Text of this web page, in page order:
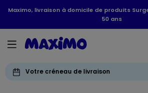
Maximo, livraison à domicile de produits
50 ans
Votre créneau de livraison